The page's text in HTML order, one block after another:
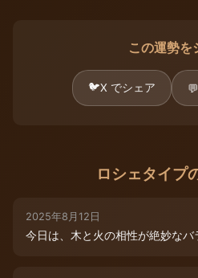
この運勢を
🐦X でシェア 💬
ロシェタイプ
2025年8月12日
今日は、木と火の相性が絶妙な